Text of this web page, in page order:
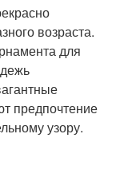
возраста.
для
предпочтение
узору.